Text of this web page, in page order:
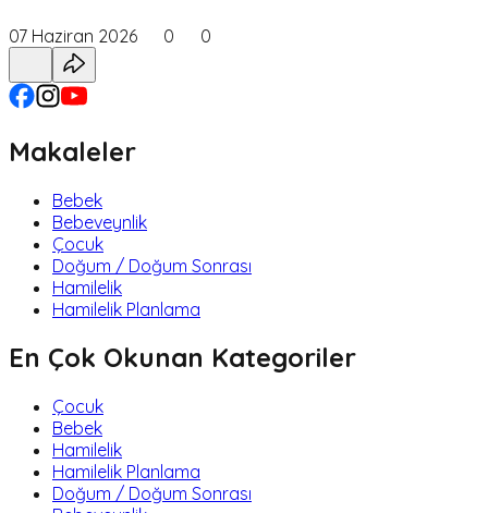
07 Haziran 2026 0 0
Makaleler
Bebek
Bebeveynlik
Çocuk
Doğum / Doğum Sonrası
Hamilelik
Hamilelik Planlama
En Çok Okunan Kategoriler
Çocuk
Bebek
Hamilelik
Hamilelik Planlama
Doğum / Doğum Sonrası